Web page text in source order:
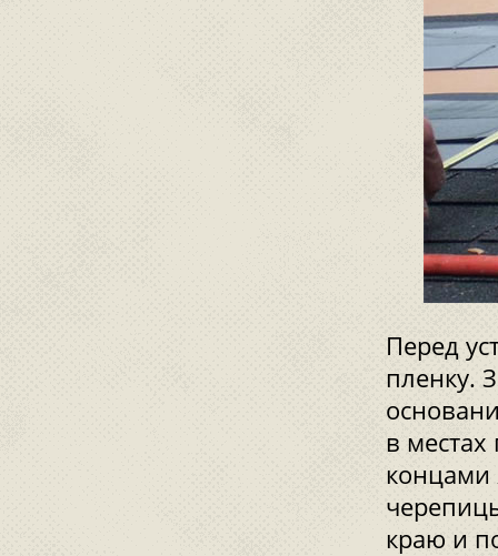
Перед
пленку.
в
концами
краю и